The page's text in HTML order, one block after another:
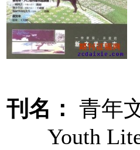
刊名： 青年
Youth